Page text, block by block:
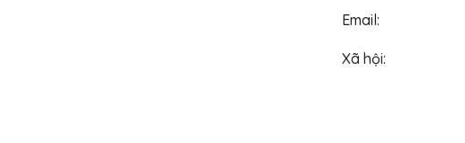
Email:
Xã hội: